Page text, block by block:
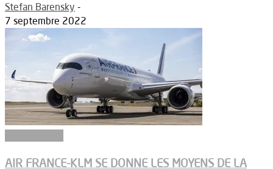
Stefan Barensky -
7 septembre 2022
AIR FRANCE-KLM SE DONNE LES MOYENS DE LA